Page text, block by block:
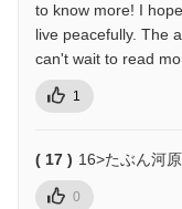
to know more! I
live peacefully. The
can't wait to read
1
( 17 ) 16>たぶん河
0